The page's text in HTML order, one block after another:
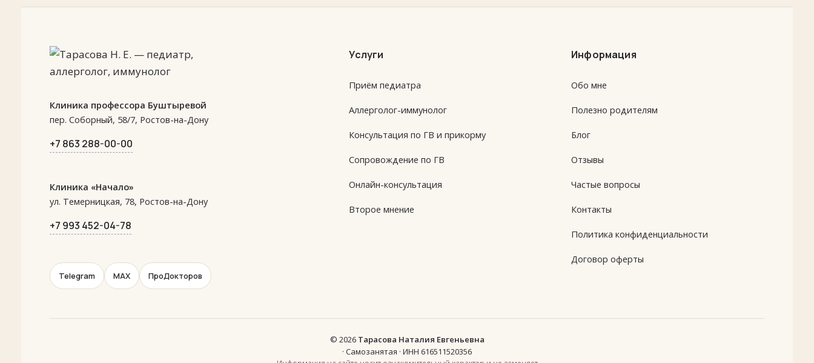
Клиника профессора Буштыревой
пер. Соборный, 58/7, Ростов-на-Дону
+7 863 288-00-00
Клиника «Начало»
ул. Темерницкая, 78, Ростов-на-Дону
+7 993 452-04-78
Telegram MAX ПроДокторов
Услуги
Приём педиатра
Аллерголог-иммунолог
Консультация по ГВ и прикорму
Сопровождение по ГВ
Онлайн-консультация
Второе мнение
Информация
Обо мне
Полезно родителям
Блог
Отзывы
Частые вопросы
Контакты
Политика конфиденциальности
Договор оферты
© 2026 Тарасова Наталия Евгеньевна
· Самозанятая · ИНН 616511520356